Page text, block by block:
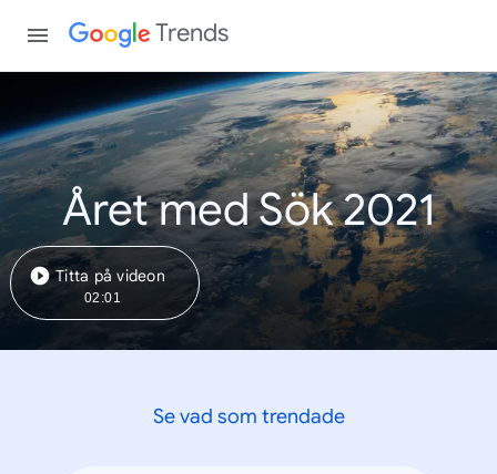
Trends
Året med Sök 2021
Titta på videon
02:01
Se vad som trendade